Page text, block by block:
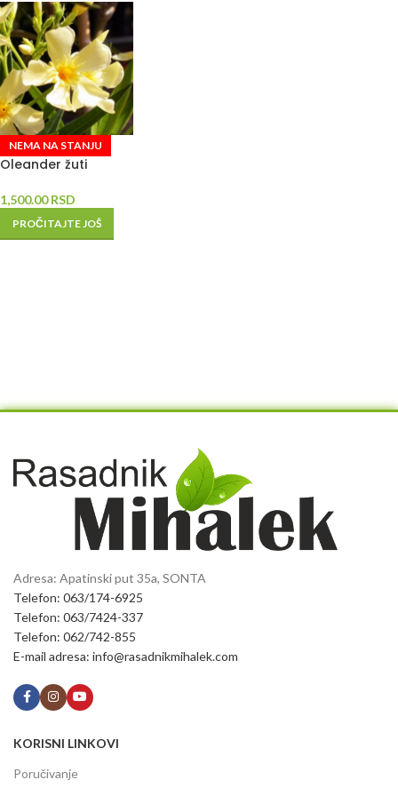
NEMA NA STANJU
Oleander žuti
1,500.00RSD
PROČITAJTE JOŠ
Adresa: Apatinski put 35a, SONTA
Telefon: 063/174-6925
Telefon: 063/7424-337
Telefon: 062/742-855
E-mail adresa: info@rasadnikmihalek.com
KORISNI LINKOVI
Poručivanje